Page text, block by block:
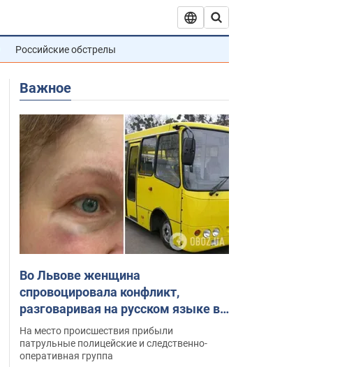
Российские обстрелы
Важное
Во Львове женщина
спровоцировала конфликт,
разговаривая на русском языке в
маршрутке: полиция составила
административный протокол.
Видео
На место происшествия прибыли
патрульные полицейские и следственно-
оперативная группа